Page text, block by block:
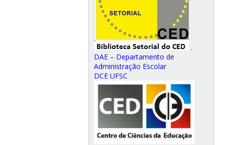
.
DAE – Departamento de
Administração Escolar
DCE UFSC